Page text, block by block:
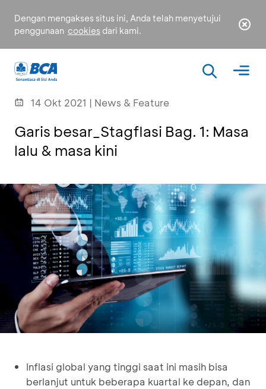
Dengan mengakses situs ini, Anda telah menyetujui
penggunaan cookies dari kami.
14 Okt 2021 | News & Feature
Garis besar_Stagflasi Bag. 1: Masa
lalu & masa kini
Inflasi global yang tinggi saat ini masih bisa
berlanjut untuk beberapa kuartal ke depan, dan